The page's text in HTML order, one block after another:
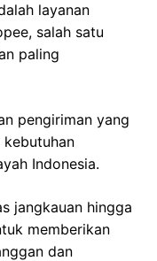
layanan
salah satu
paling
pengiriman yang
Indonesia.
jangkauan hingga
memberikan
dan